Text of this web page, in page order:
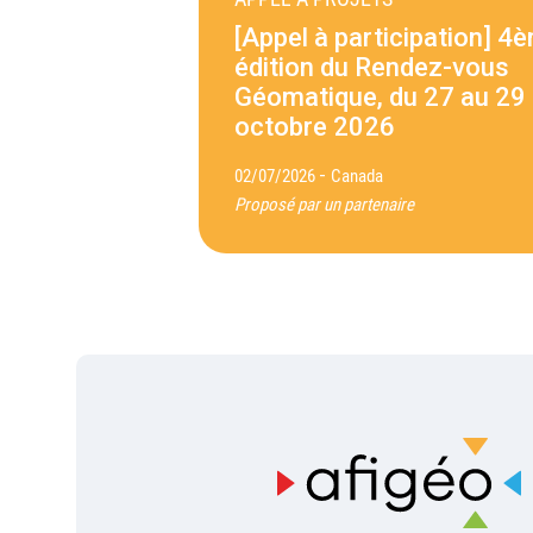
[Appel à participation]
édition du Rendez-vous
Géomatique, du 27 au 29
octobre 2026
02/07/2026 - Canada
Proposé par un partenaire